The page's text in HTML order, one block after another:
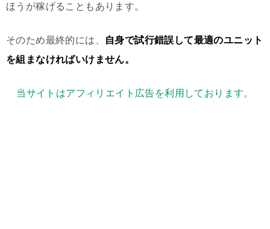
ほうが稼げることもあります。
そのため最終的には、
自身で試行錯誤して最適のユニット
を組まなければいけません。
当サイトはアフィリエイト広告を利用しております。